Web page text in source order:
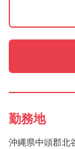
勤務地
沖縄県中頭郡